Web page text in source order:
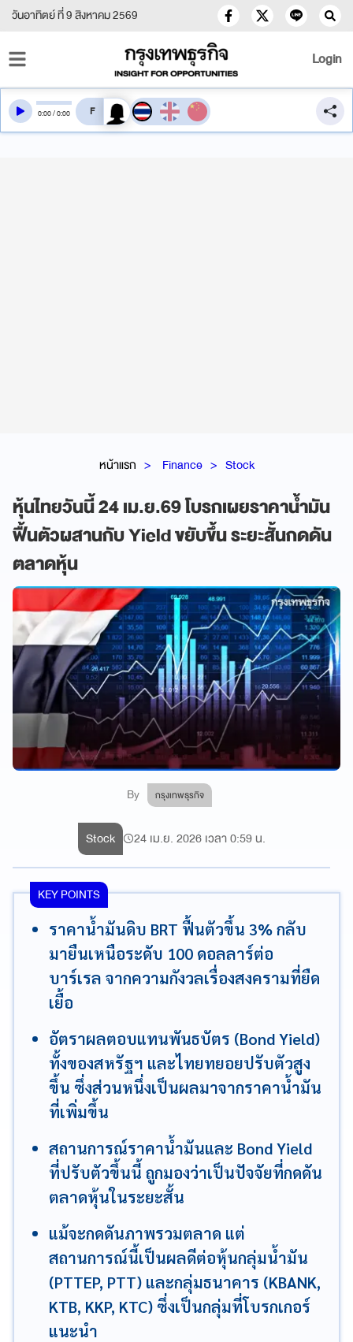
วันอาทิตย์ ที่ 9 สิงหาคม 2569
Login
หน้าแรก Finance Stock
หุ้นไทยวันนี้ 24 เม.ย.69 โบรกเผยราคาน้ำมัน
ฟื้นตัวผสานกับ Yield ขยับขึ้น ระยะสั้นกดดัน
ตลาดหุ้น
By กรุงเทพธุรกิจ
0:00/0:00 สลับเสียงอ่าน
Stock 24 เม.ย. 2026 เวลา 0:59 น.
KEY POINTS
ราคาน้ำมันดิบ BRT ฟื้นตัวขึ้น 3% กลับ
มายืนเหนือระดับ 100 ดอลลาร์ต่อ
บาร์เรล จากความกังวลเรื่องสงครามที่ยืด
เยื้อ
อัตราผลตอบแทนพันธบัตร (Bond Yield)
ทั้งของสหรัฐฯ และไทยทยอยปรับตัวสูง
ขึ้น ซึ่งส่วนหนึ่งเป็นผลมาจากราคาน้ำมัน
ที่เพิ่มขึ้น
สถานการณ์ราคาน้ำมันและ Bond Yield
ที่ปรับตัวขึ้นนี้ ถูกมองว่าเป็นปัจจัยที่กดดัน
ตลาดหุ้นในระยะสั้น
แม้จะกดดันภาพรวมตลาด แต่
สถานการณ์นี้เป็นผลดีต่อหุ้นกลุ่มน้ำมัน
(PTTEP, PTT) และกลุ่มธนาคาร (KBANK,
KTB, KKP, KTC) ซึ่งเป็นกลุ่มที่โบรกเกอร์
แนะนำ